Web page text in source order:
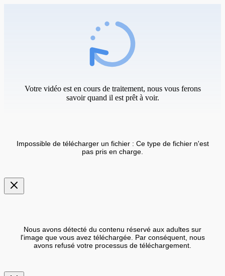
Votre vidéo est en cours de traitement, nous vous ferons
savoir quand il est prêt à voir.
Impossible de télécharger un fichier : Ce type de fichier n'est
pas pris en charge.
Nous avons détecté du contenu réservé aux adultes sur
l'image que vous avez téléchargée. Par conséquent, nous
avons refusé votre processus de téléchargement.